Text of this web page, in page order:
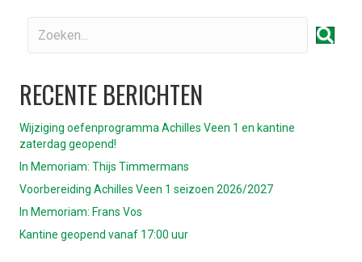
RECENTE BERICHTEN
Wijziging oefenprogramma Achilles Veen 1 en kantine
zaterdag geopend!
In Memoriam: Thijs Timmermans
Voorbereiding Achilles Veen 1 seizoen 2026/2027
In Memoriam: Frans Vos
Kantine geopend vanaf 17:00 uur